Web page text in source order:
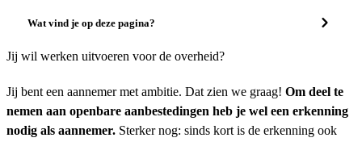
Wat vind je op deze pagina?
Jij wil werken uitvoeren voor de overheid?
Jij bent een aannemer met ambitie. Dat zien we graag! Om deel te
nemen aan openbare aanbestedingen heb je wel een erkenning
nodig als aannemer. Sterker nog: sinds kort is de erkenning ook